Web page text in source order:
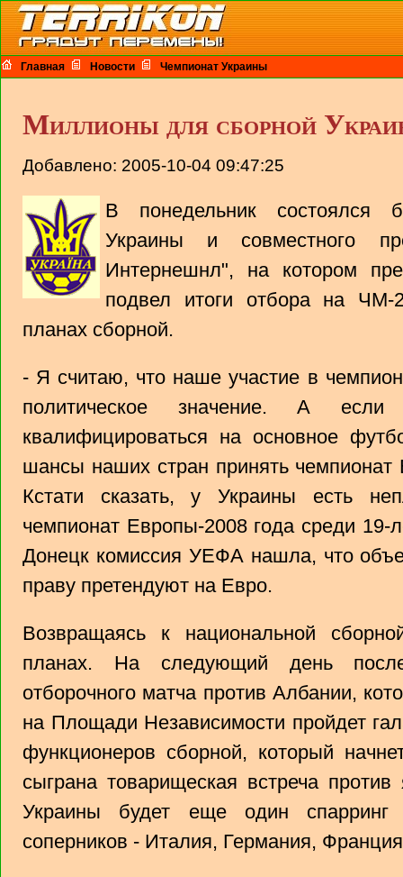
Главная Новости Чемпионат Украины
Миллионы для сборной
Добавлено: 2005-10-04 09:47:25
В понедельник состоялся
Украины и совместного
Интернешнл", на котором
подвел итоги отбора на
планах сборной.
- Я считаю, что наше участие в
политическое значение. А
квалифицироваться на основное
шансы наших стран принять
Кстати сказать, у Украины есть
чемпионат Европы-2008 года среди
Донецк комиссия УЕФА нашла, что
праву претендуют на Евро.
Возвращаясь к национальной
планах. На следующий день
отборочного матча против Албании,
на Площади Независимости пройдет
функционеров сборной, который
сыграна товарищеская встреча
Украины будет еще один
соперников - Италия, Германия,